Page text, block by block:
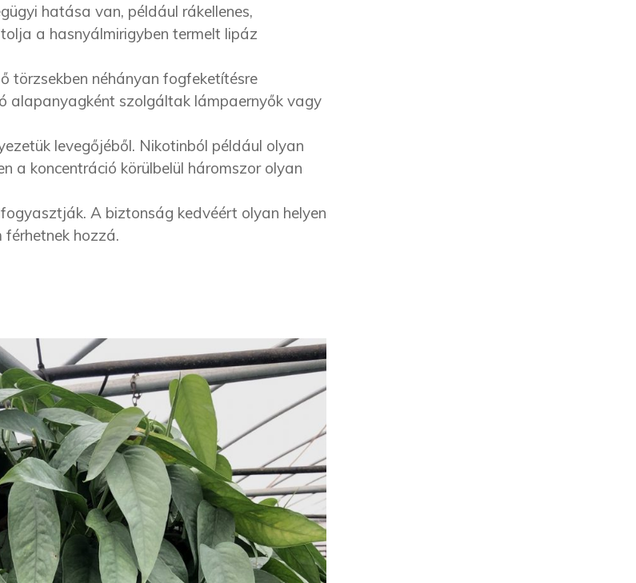
hatása van, például rákellenes,
a hasnyálmirigyben termelt lipáz
törzsekben néhányan fogfeketítésre
alapanyagként szolgáltak lámpaernyők vagy
levegőjéből. Nikotinból például olyan
a koncentráció körülbelül háromszor olyan
A biztonság kedvéért olyan helyen
hozzá.